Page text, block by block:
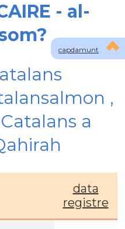
capdamunt
- al-
,
a
data
registre